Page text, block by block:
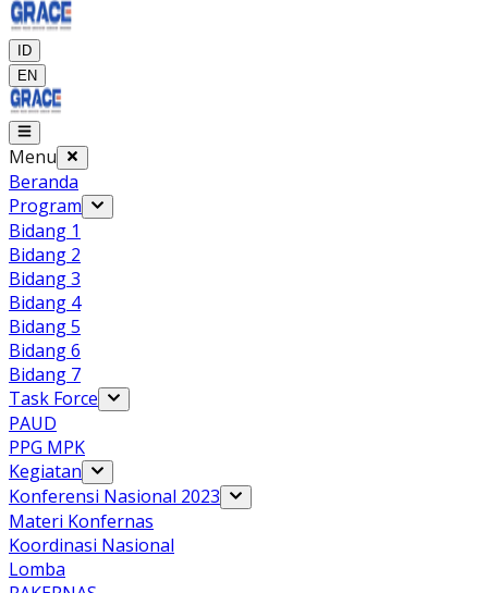
ID
EN
Menu
Beranda
Program
Bidang 1
Bidang 2
Bidang 3
Bidang 4
Bidang 5
Bidang 6
Bidang 7
Task Force
PAUD
PPG MPK
Kegiatan
Konferensi Nasional 2023
Materi Konfernas
Koordinasi Nasional
Lomba